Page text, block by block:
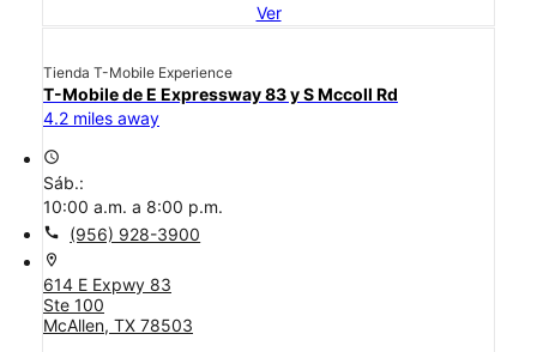
Ver
Tienda T-Mobile Experience
T-Mobile de E Expressway 83 y S Mccoll Rd
4.2 miles away
access_time
Sáb.:
10:00 a.m. a 8:00 p.m.
call (956) 928-3900
location_on
614 E Expwy 83
Ste 100
McAllen, TX 78503